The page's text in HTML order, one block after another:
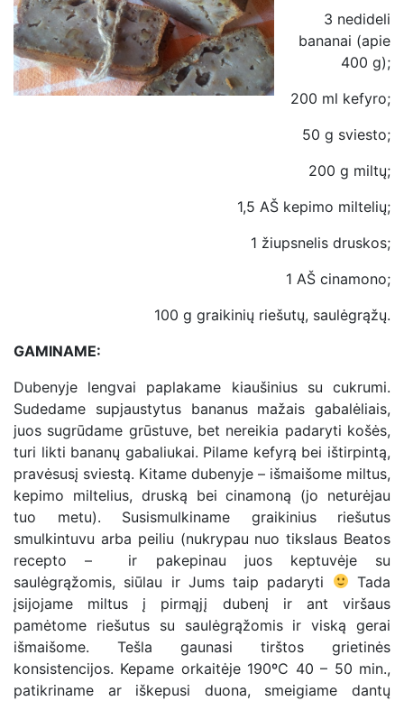
3 nedideli
bananai (apie
400 g);
200 ml kefyro;
50 g sviesto;
200 g miltų;
1,5 AŠ kepimo miltelių;
1 žiupsnelis druskos;
1 AŠ cinamono;
100 g graikinių riešutų, saulėgrąžų.
GAMINAME:
Dubenyje lengvai paplakame kiaušinius su cukrumi.
Sudedame supjaustytus bananus mažais gabalėliais,
juos sugrūdame grūstuve, bet nereikia padaryti košės,
turi likti bananų gabaliukai. Pilame kefyrą bei ištirpintą,
pravėsusį sviestą. Kitame dubenyje – išmaišome miltus,
kepimo miltelius, druską bei cinamoną (jo neturėjau
tuo metu). Susismulkiname graikinius riešutus
smulkintuvu arba peiliu (nukrypau nuo tikslaus Beatos
recepto – ir pakepinau juos keptuvėje su
saulėgrąžomis, siūlau ir Jums taip padaryti
Tada
įsijojame miltus į pirmąjį dubenį ir ant viršaus
pamėtome riešutus su saulėgrąžomis ir viską gerai
išmaišome. Tešla gaunasi tirštos grietinės
konsistencijos. Kepame orkaitėje 190ºC 40 – 50 min.,
patikriname ar iškepusi duona, smeigiame dantų